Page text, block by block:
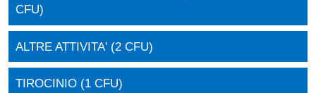
CFU)
ALTRE ATTIVITA' (2 CFU)
TIROCINIO (1 CFU)